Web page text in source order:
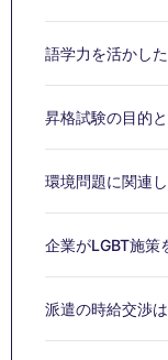
語学力を活かし
昇格試験の目的
環境問題に関連
企業がLGBT施策
派遣の時給交渉